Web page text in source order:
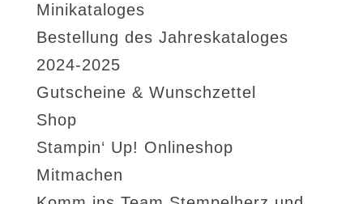
Minikataloges
Bestellung des Jahreskataloges
2024-2025
Gutscheine & Wunschzettel
Shop
Stampin‘ Up! Onlineshop
Mitmachen